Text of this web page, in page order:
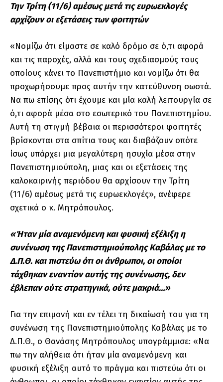
Την Τρίτη (11/6) αμέσως μετά τις ευρωεκλογές
αρχίζουν οι εξετάσεις των φοιτητών
«Νομίζω ότι είμαστε σε καλό δρόμο σε ό,τι αφορά
και τις παροχές, αλλά και τους σχεδιασμούς τους
οποίους κάνει το Πανεπιστήμιο και νομίζω ότι θα
προχωρήσουμε προς αυτήν την κατεύθυνση σωστά.
Να πω επίσης ότι έχουμε και μία καλή λειτουργία σε
ό,τι αφορά μέσα στο εσωτερικό του Πανεπιστημίου.
Αυτή τη στιγμή βέβαια οι περισσότεροι φοιτητές
βρίσκονται στα σπίτια τους και διαβάζουν οπότε
ίσως υπάρχει μια μεγαλύτερη ησυχία μέσα στην
Πανεπιστημιούπολη, μιας και οι εξετάσεις της
καλοκαιρινής περιόδου θα αρχίσουν την Τρίτη
(11/6) αμέσως μετά τις ευρωεκλογές», ανέφερε
σχετικά ο κ. Μητρόπουλος.
«Ήταν μία αναμενόμενη και φυσική εξέλιξη η
συνένωση της Πανεπιστημιούπολης Καβάλας με το
Δ.Π.Θ. και πιστεύω ότι οι άνθρωποι, οι οποίοι
τάχθηκαν εναντίον αυτής της συνένωσης, δεν
έβλεπαν ούτε στρατηγικά, ούτε μακριά…»
Για την επιμονή και εν τέλει τη δικαίωσή του για τη
συνένωση της Πανεπιστημιούπολης Καβάλας με το
Δ.Π.Θ., ο Θανάσης Μητρόπουλος υπογράμμισε: «Να
πω την αλήθεια ότι ήταν μία αναμενόμενη και
φυσική εξέλιξη αυτό το πράγμα και πιστεύω ότι οι